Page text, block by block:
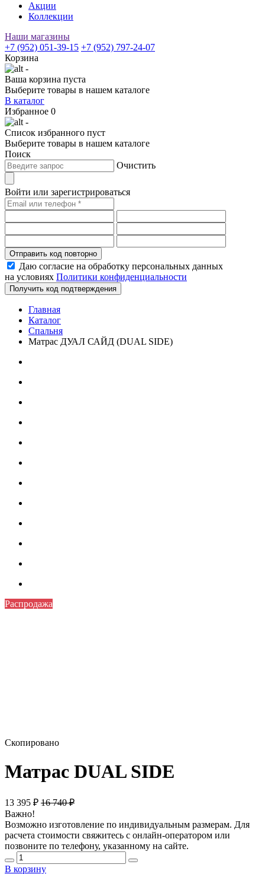
Акции
Коллекции
Наши магазины
+7 (952) 051-39-15 +7 (952) 797-24-07
Корзина
-
Ваша корзина пуста
Выберите товары в нашем каталоге
В каталог
Избранное 0
-
Список избранного пуст
Выберите товары в нашем каталоге
Поиск
Очистить
Войти или зарегистрироваться
Отправить код повторно
Даю согласие на обработку персональных данных
на условиях Политики конфиденциальности
Получить код подтверждения
Главная
Каталог
Спальня
Матрас ДУАЛ САЙД (DUAL SIDE)
Распродажа
Скопировано
Матрас DUAL SIDE
13 395 ₽ 16 740₽
Важно!
Возможно изготовление по индивидуальным размерам. Для
расчета стоимости свяжитесь с онлайн-оператором или
позвоните по телефону, указанному на сайте.
В корзину